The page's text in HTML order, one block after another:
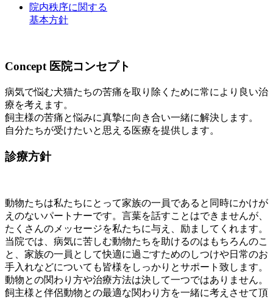
院内秩序に関する
基本方針
Concept 医院コンセプト
病気で悩む犬猫たちの苦痛を取り除くために常により良い治
療を考えます。
飼主様の苦痛と悩みに真摯に向き合い一緒に解決します。
自分たちが受けたいと思える医療を提供します。
診療方針
動物たちは私たちにとって家族の一員であると同時にかけが
えのないパートナーです。言葉を話すことはできませんが、
たくさんのメッセージを私たちに与え、励ましてくれます。
当院では、病気に苦しむ動物たちを助けるのはもちろんのこ
と、家族の一員として快適に過ごすためのしつけや日常のお
手入れなどについても皆様をしっかりとサポート致します。
動物との関わり方や治療方法は決して一つではありません。
飼主様と伴侶動物との最適な関わり方を一緒に考えさせて頂